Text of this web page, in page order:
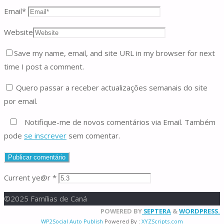
Email*
Website
Save my name, email, and site URL in my browser for next
time I post a comment.
Quero passar a receber actualizações semanais do site
por email.
Notifique-me de novos comentários via Email. Também
pode se inscrever sem comentar.
Current ye@r *
©2025 Famílias de Caná
POWERED BY SEPTERA &WORDPRESS.
WP2Social Auto Publish Powered By : XYZScripts.com